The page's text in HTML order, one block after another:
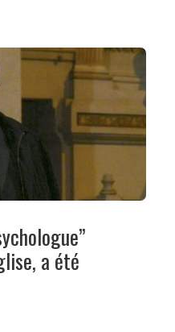
a été